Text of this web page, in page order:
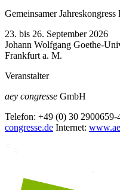
Gemeinsamer
23. bis 26. September 2026
Johann Wolfgang Goethe-
Frankfurt a. M.
Veranstalter
aey congresse GmbH
Telefon: +49 (0) 30 2900659-
congresse.de Internet: